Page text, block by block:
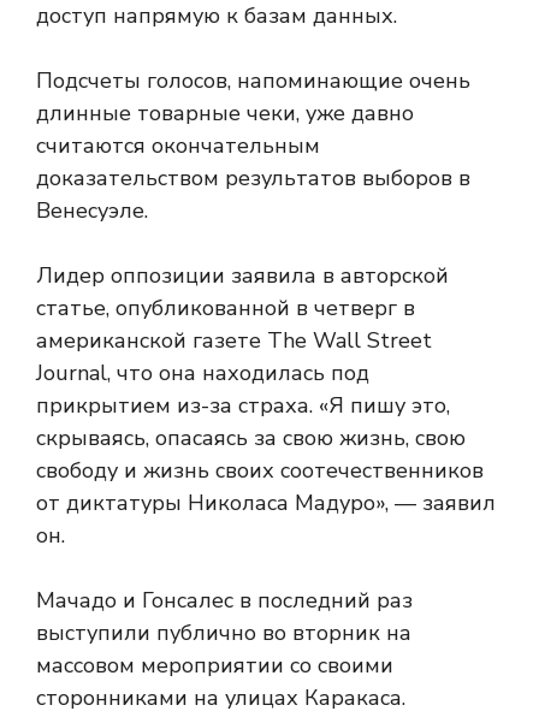
доступ напрямую к базам данных.
Подсчеты голосов, напоминающие очень
длинные товарные чеки, уже давно
считаются окончательным
доказательством результатов выборов в
Венесуэле.
Лидер оппозиции заявила в авторской
статье, опубликованной в четверг в
американской газете The Wall Street
Journal, что она находилась под
прикрытием из-за страха. «Я пишу это,
скрываясь, опасаясь за свою жизнь, свою
свободу и жизнь своих соотечественников
от диктатуры Николаса Мадуро», — заявил
он.
Мачадо и Гонсалес в последний раз
выступили публично во вторник на
массовом мероприятии со своими
сторонниками на улицах Каракаса.